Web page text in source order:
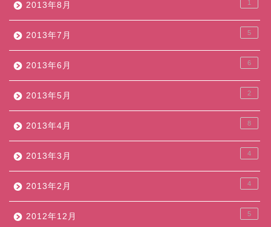
2013年8月 1
2013年7月 5
2013年6月 6
2013年5月 2
2013年4月 8
2013年3月 4
2013年2月 4
2012年12月 5